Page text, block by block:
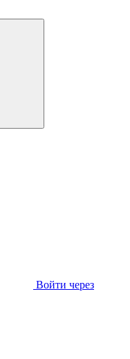
Войти через